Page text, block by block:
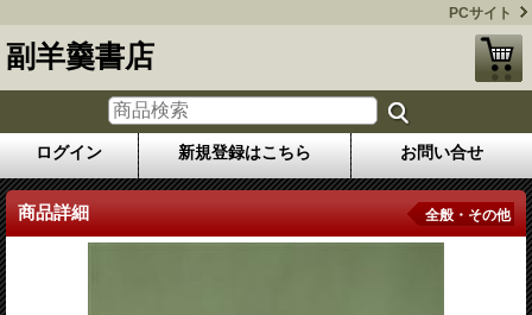
PCサイト
副羊羹書店
ログイン 新規登録はこちら お問い合せ
商品詳細 全般・その他